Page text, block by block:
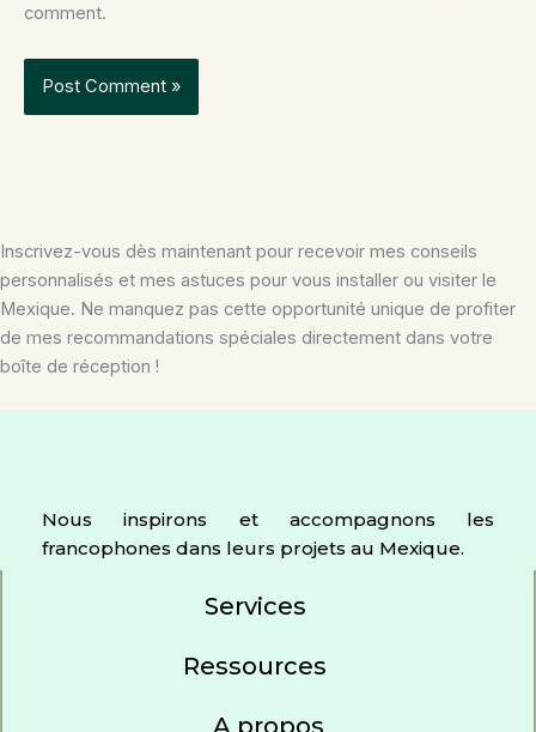
comment.
Inscrivez-vous dès maintenant pour recevoir mes conseils
personnalisés et mes astuces pour vous installer ou visiter le
Mexique. Ne manquez pas cette opportunité unique de profiter
de mes recommandations spéciales directement dans votre
boîte de réception !
Nous inspirons et accompagnons les
francophones dans leurs projets au Mexique.
Services
Ressources